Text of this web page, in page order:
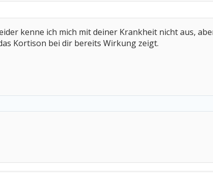
kenne ich mich mit deiner Krankheit nicht aus,
Kortison bei dir bereits Wirkung zeigt.